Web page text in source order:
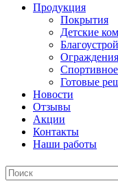
Продукция
Покрытия
Детские
Ограждения
Готовые
Новости
Отзывы
Акции
Контакты
Наши работы